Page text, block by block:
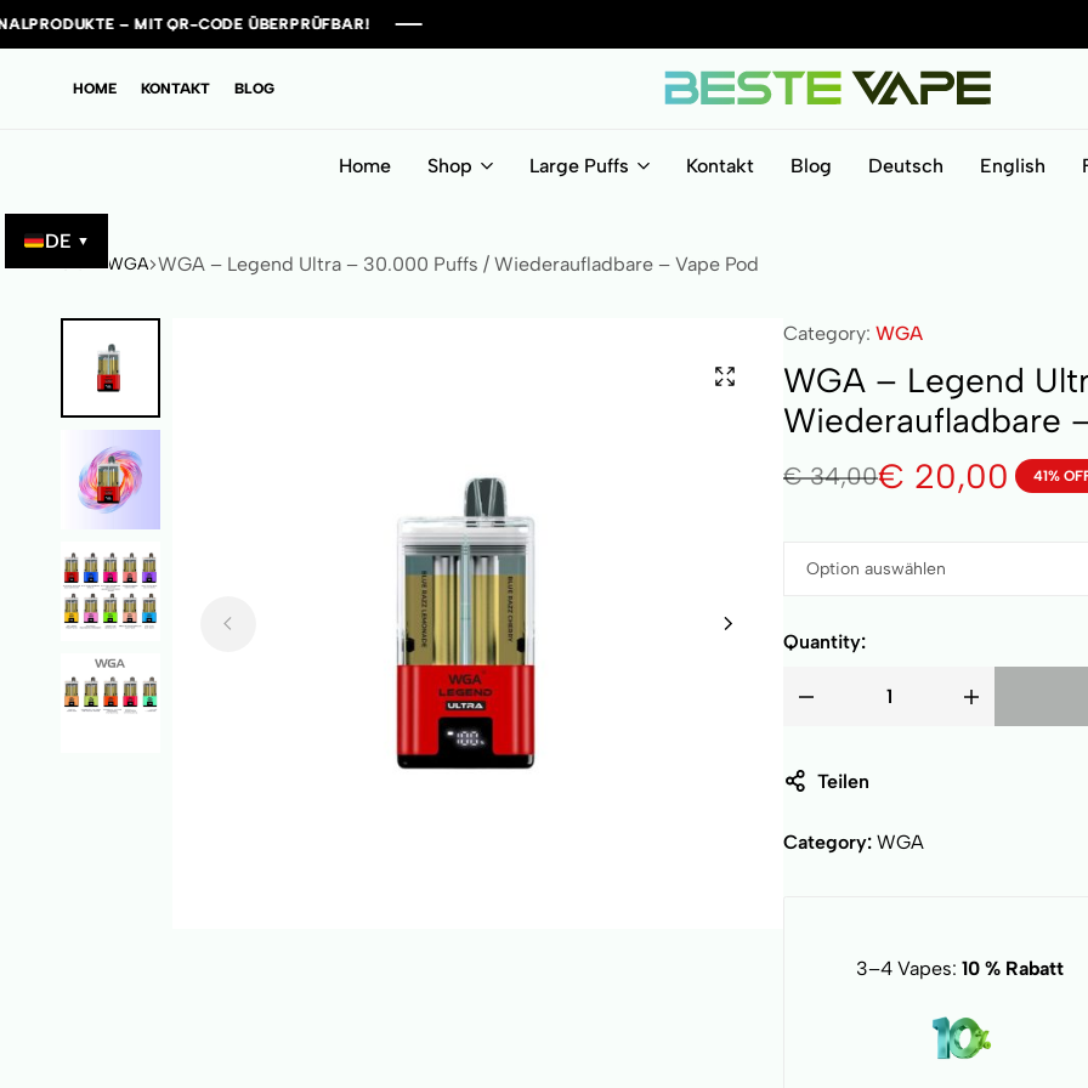
DE ▼
MIT QR-CODE ÜBERPRÜFBAR!
MIT QR-CODE ÜBERPRÜFBAR!
MIT QR-CODE ÜBERPRÜFBAR!
MIT QR-CODE ÜBERPRÜFBAR!
HOME KONTAKT BLOG
Home Shop Large Puffs Kontakt Blog Deutsch English
Start WGA WGA – Legend Ultra – 30.000 Puffs / Wiederaufladbare – Vape Pod
Category: WGA
WGA – Legend
Wiederaufladbare
€34,00€ 20,00 41%
Quantity:
Teilen
Category: WGA
3–4 Vapes: 10 % Rabatt